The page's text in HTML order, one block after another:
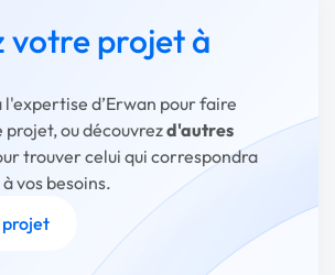
votre projet à
l'expertise d’Erwan pour faire
ou découvrezd'autres
trouver celui qui correspondra
vos besoins.
projet